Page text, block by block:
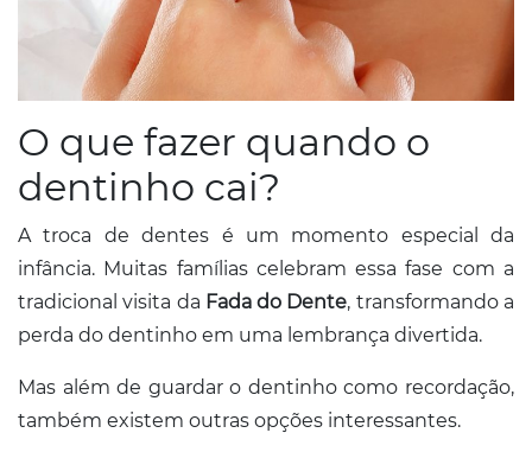
O que fazer quando o
dentinho cai?
A troca de dentes é um momento especial da
infância. Muitas famílias celebram essa fase com a
tradicional visita da Fada do Dente, transformando a
perda do dentinho em uma lembrança divertida.
Mas além de guardar o dentinho como recordação,
também existem outras opções interessantes.